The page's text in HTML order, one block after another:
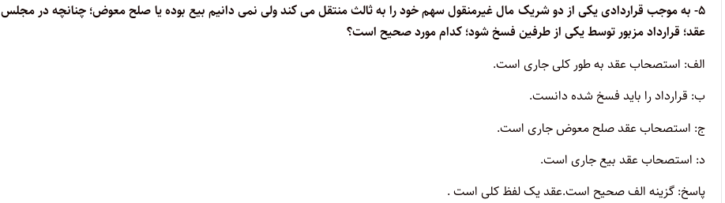
۵- به موجب قراردادی یکی از دو شریک مال غیرمنقول سهم خود را به ثالث منتقل می کند ولی نمی دانیم بیع بوده یا صلح معوض؛ چنانچه در مجلس
عقد؛ قرارداد مزبور توسط یکی از طرفین فسخ شود؛ کدام مورد صحیح است؟
الف: استصحاب عقد به طور کلی جاری است.
ب: قرارداد را باید فسخ شده دانست.
ج: استصحاب عقد صلح معوض جاری است.
د: استصحاب عقد بیع جاری است.
پاسخ: گزینه الف صحیح است.عقد یک لفظ کلی است .